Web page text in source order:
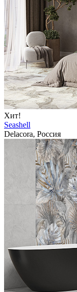
Хит!
Seashell
Delacora, Россия